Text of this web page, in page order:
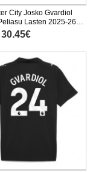
City Josko Gvardiol
Lasten 2025-26
(+ Lyhyet housut)
30.45€